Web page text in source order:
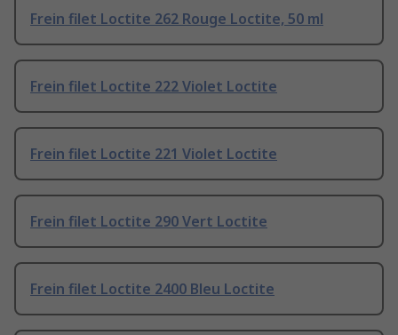
Frein filet Loctite 262 Rouge Loctite, 50 ml
Frein filet Loctite 222 Violet Loctite
Frein filet Loctite 221 Violet Loctite
Frein filet Loctite 290 Vert Loctite
Frein filet Loctite 2400 Bleu Loctite